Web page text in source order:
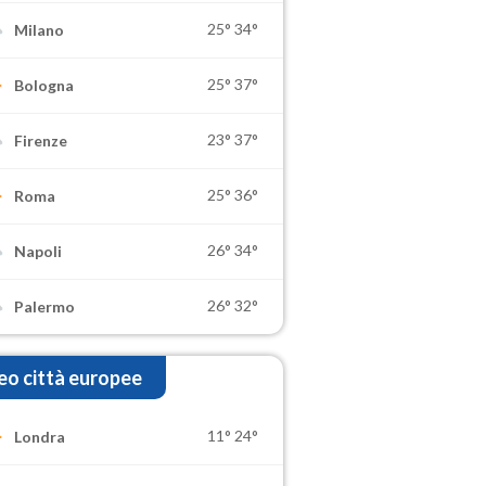
Milano 25° 34°
Bologna 25° 37°
Firenze 23° 37°
Roma 25° 36°
Napoli 26° 34°
Palermo 26° 32°
città europee
Londra 11° 24°